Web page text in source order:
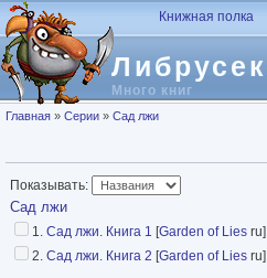
Перейти к основному содержанию
Либрусек
Много книг
Книжная полка
Вы здесь
Главная » Серии » Сад лжи
Показывать:
Сад лжи
1. Сад лжи. Книга 1 [Garden of Lies ru]
2. Сад лжи. Книга 2 [Garden of Lies ru]